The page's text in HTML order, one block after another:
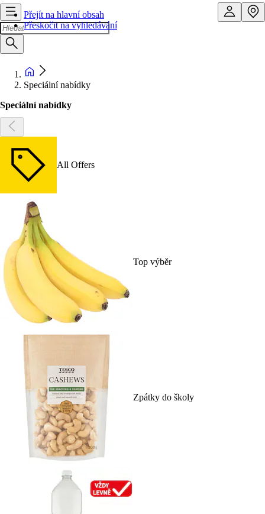
Přejít na hlavní obsah
Přeskočit na vyhledávání
Speciální nabídky
Speciální nabídky
All Offers
Top výběr
Zpátky do školy